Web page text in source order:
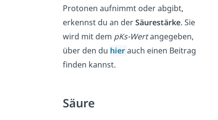
Protonen aufnimmt oder abgibt,
erkennst du an derSäurestärke. Sie
wird mit dem pKs-Wertangegeben,
über den du hierauch einen Beitrag
finden kannst.
Säure